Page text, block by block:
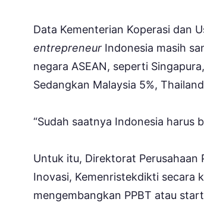
Data Kementerian Koperasi dan
entrepreneur Indonesia masih
negara ASEAN, seperti
Sedangkan Malaysia 5%,
“Sudah saatnya Indonesia harus
Untuk itu, Direktorat Perusahaan
Inovasi, Kemenristekdikti secara
mengembangkan PPBT atau